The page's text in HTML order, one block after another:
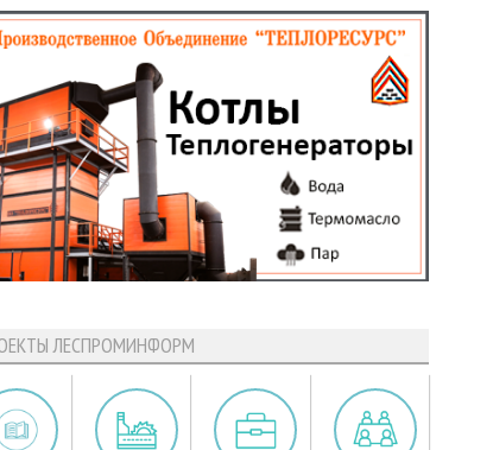
ЛЕСПРОМИНФОРМ